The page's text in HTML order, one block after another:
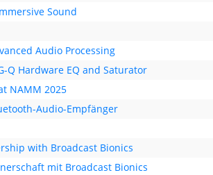
Sound
Audio Processing
Q Hardware EQ and Saturator
NAMM 2025
Audio-Empfänger
with Broadcast Bionics
mit Broadcast Bionics